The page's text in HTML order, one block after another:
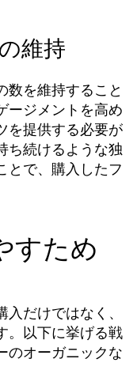
維持
数を維持すること
ージメントを高め
を提供する必要が
ち続けるような独
とで、購入したフ
すため
だけではなく、
。以下に挙げる戦
のオーガニックな